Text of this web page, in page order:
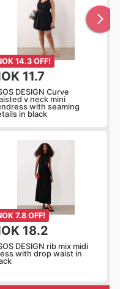
14.3 OFF!
11.7
DESIGN Curve
v neck mini
with seaming
in black
7.8 OFF!
18.2
DESIGN rib mix midi
with drop waist in